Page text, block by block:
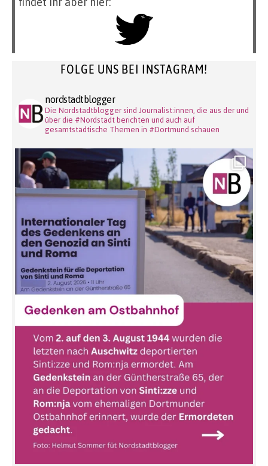
FOLGE UNS BEI INSTAGRAM!
nordstadtblogger
Die Nordstadtblogger sind Journalist:innen, die aus der und
über die #Nordstadt berichten und auch auf
gesamtstädtische Themen in #Dortmund schauen